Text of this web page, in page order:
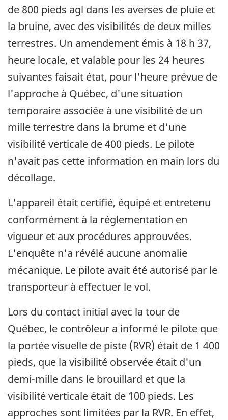
de 800 pieds agl dans les averses de pluie et
la bruine, avec des visibilités de deux milles
terrestres. Un amendement émis à 18 h 37,
heure locale, et valable pour les 24 heures
suivantes faisait état, pour l'heure prévue de
l'approche à Québec, d'une situation
temporaire associée à une visibilité de un
mille terrestre dans la brume et d'une
visibilité verticale de 400 pieds. Le pilote
n'avait pas cette information en main lors du
décollage.
L'appareil était certifié, équipé et entretenu
conformément à la réglementation en
vigueur et aux procédures approuvées.
L'enquête n'a révélé aucune anomalie
mécanique. Le pilote avait été autorisé par le
transporteur à effectuer le vol.
Lors du contact initial avec la tour de
Québec, le contrôleur a informé le pilote que
la portée visuelle de piste (RVR) était de 1 400
pieds, que la visibilité observée était d'un
demi-mille dans le brouillard et que la
visibilité verticale était de 100 pieds. Les
approches sont limitées par la RVR. En effet,